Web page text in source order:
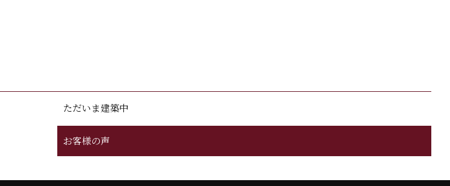
ただいま建築中
お客様の声